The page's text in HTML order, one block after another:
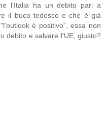
l'Italia ha un debito pari a
il buco tedesco e che è già
è positivo", essa non
debito e salvare l'UE, giusto?